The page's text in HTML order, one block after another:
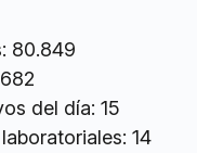
80.849
del día: 15
14